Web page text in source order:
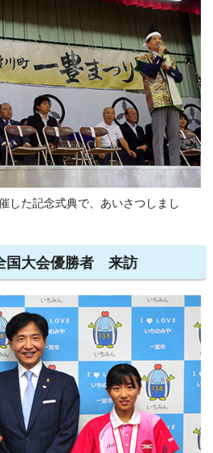
した記念式典で、あいさつしまし
国大会優勝者 来訪